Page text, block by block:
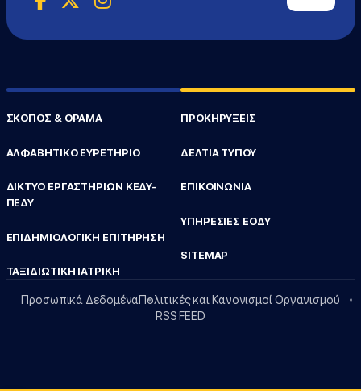
ΣΚΟΠΟΣ & ΟΡΑΜΑ
ΑΛΦΑΒΗΤΙΚΟ ΕΥΡΕΤΗΡΙΟ
ΔΙΚΤΥΟ ΕΡΓΑΣΤΗΡΙΩΝ ΚΕΔΥ-
ΠΕΔΥ
ΕΠΙΔΗΜΙΟΛΟΓΙΚΗ ΕΠΙΤΗΡΗΣΗ
ΤΑΞΙΔΙΩΤΙΚΗ ΙΑΤΡΙΚΗ
ΠΡΟΚΗΡΥΞΕΙΣ
ΔΕΛΤΙΑ ΤΥΠΟΥ
ΕΠΙΚΟΙΝΩΝΙΑ
ΥΠΗΡΕΣΙΕΣ ΕΟΔΥ
SITEMAP
Προσωπικά ΔεδομέναΠολιτικές και Κανονισμοί Οργανισμού
RSS FEED